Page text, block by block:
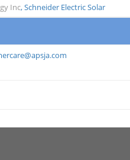
Inc,Schneider Electric Solar